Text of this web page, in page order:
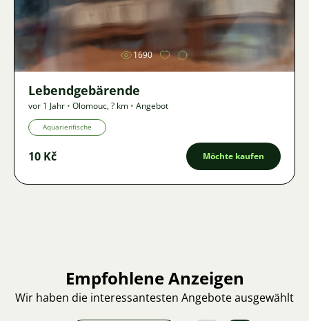
1690
Lebendgebärende
vor 1 Jahr • Olomouc,? km • Angebot
Aquarienfische
10 Kč Möchte kaufen
Empfohlene Anzeigen
Wir haben die interessantesten Angebote ausgewählt